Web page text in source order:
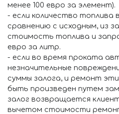
менее 100 евро за элемент).
- если количество топлива
сравнению с исходным, из
стоимость топлива и
евро за литр.
- если во время проката
незначительные
суммы залога, и ремонт
быть произведен путем
залог возвращается
вычетом стоимости